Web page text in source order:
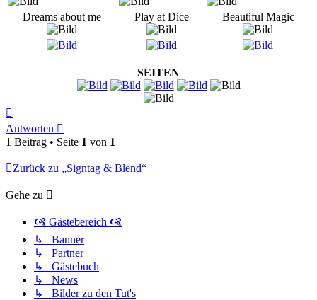
Dreams about me Play at Dice Beautiful Magic
SEITEN
oben
Antworten
1 Beitrag • Seite 1 von 1
Zurück zu „Signtag & Blend“
Gehe zu
🙧 Gästebereich 🙧
↳ Banner
↳ Partner
↳ Gästebuch
↳ News
↳ Bilder zu den Tut's